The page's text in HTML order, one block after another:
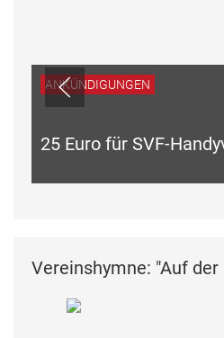
ANKÜNDIGUNGEN
25 Euro für SVF-
Vereinshymne: "Auf der